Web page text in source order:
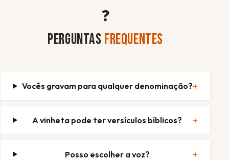
❓
PERGUNTAS FREQUENTES
Vocês gravam para qualquer denominação?
A vinheta pode ter versículos bíblicos?
Posso escolher a voz?